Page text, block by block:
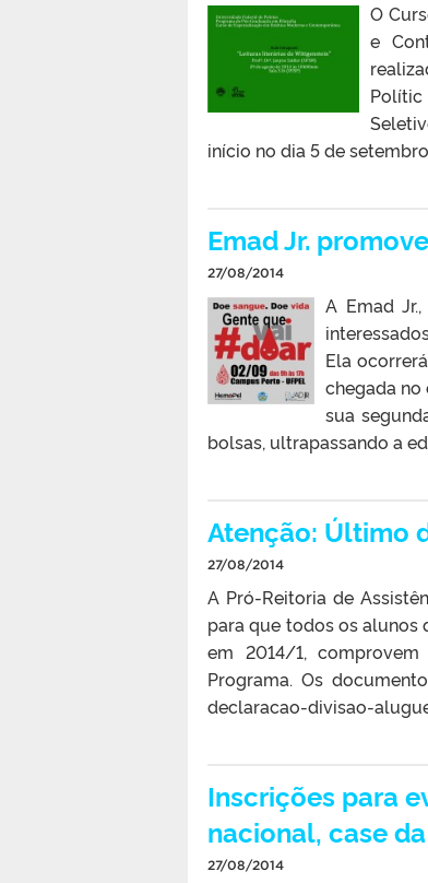
O
e
Polític
início no dia 5 de
Emad Jr.
27/08/2014
A Emad
Ela
chegada no
sua
bolsas, ultrapassando a
Atenção: Último
27/08/2014
A Pró-Reitoria de
para que todos os alunos
em 2014/1,
Programa. Os
declaracao-divisao-
Inscrições para
nacional, case
27/08/2014